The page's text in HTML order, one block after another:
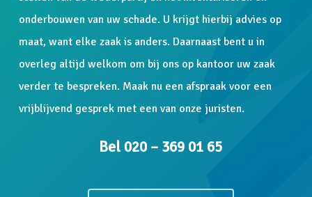
onderbouwen van uw schade. U krijgt hierbij advies op
maat, want elke zaak is anders. Daarnaast bent u in
overleg altijd welkom om bij ons op kantoor uw zaak
verder te bespreken. Maak nu een afspraak voor een
vrijblijvend gesprek met een van onze juristen.
Bel 020 – 369 01 65